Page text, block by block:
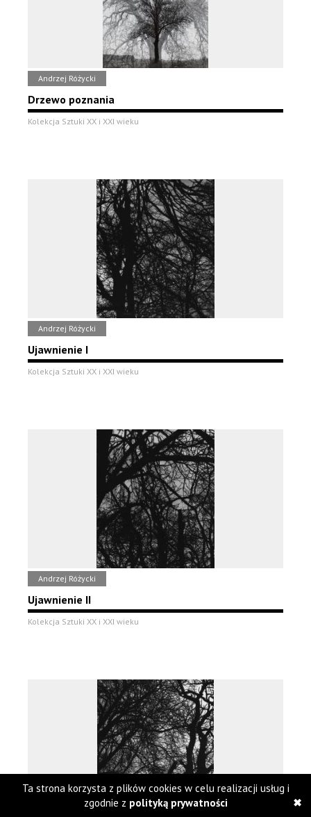
Andrzej Różycki
Drzewo poznania
Kolekcja Sztuki XX i XXI wieku
Andrzej Różycki
Ujawnienie I
Kolekcja Sztuki XX i XXI wieku
Andrzej Różycki
Ujawnienie II
Kolekcja Sztuki XX i XXI wieku
Ta strona korzysta z plików cookies w celu realizacji usług i
zgodnie z polityką prywatności